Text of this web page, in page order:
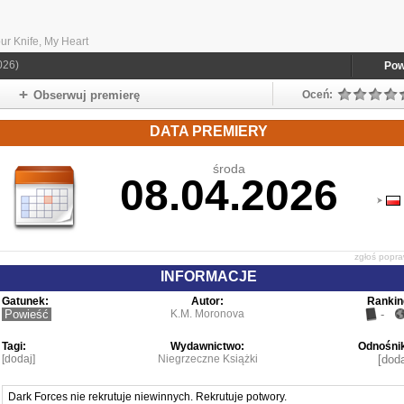
Knife, My Heart
Obserwuj premierę Oceń:
DATA PREMIERY
środa
08.04.2026
zgłoś
INFORMACJE
Gatunek:
Powieść
Autor:
K.M. Moronova
-
Tagi:
[dodaj]
Wydawnictwo:
Niegrzeczne Książki
Dark Forces nie rekrutuje niewinnych. Rekrutuje potwory.